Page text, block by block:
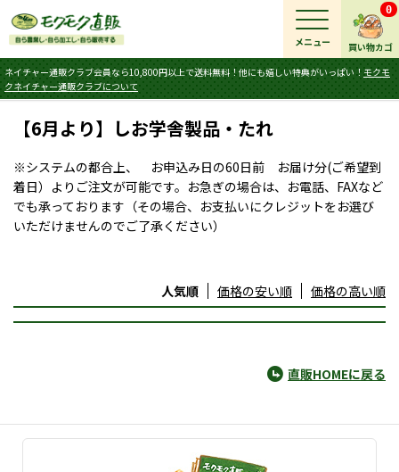
買い物カゴ
0
ネイチャー通販クラブ会員なら10,800円以上で送料無料！他にも嬉しい特典がいっぱい！ モクモ
クネイチャー通販クラブについて
メニュー
【6月より】しお学舎製品・たれ
※システムの都合上、 お申込み日の60日前 お届け分(ご希望到
着日）よりご注文が可能です。お急ぎの場合は、お電話、FAXなど
でも承っております（その場合、お支払いにクレジットをお選び
いただけませんのでご了承ください）
人気順 価格の安い順 価格の高い順
直販HOMEに戻る